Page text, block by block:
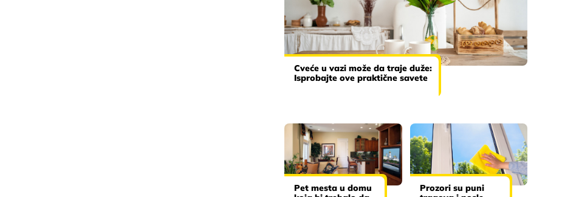
Cveće u vazi može da traje duže:
Isprobajte ove praktične savete
Pet mesta u domu
Prozori su puni